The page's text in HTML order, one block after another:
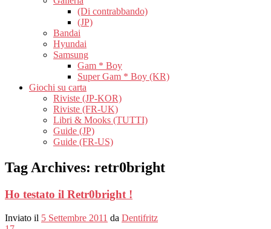
(Di contrabbando)
(JP)
Bandai
Hyundai
Samsung
Gam * Boy
Super Gam * Boy (KR)
Giochi su carta
Riviste (JP-KOR)
Riviste (FR-UK)
Libri & Mooks (TUTTI)
Guide (JP)
Guide (FR-US)
Tag Archives: retr0bright
Ho testato il Retr0bright !
Inviato il 5 Settembre 2011 da Dentifritz